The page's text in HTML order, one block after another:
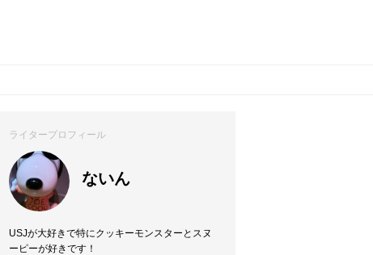
ライタープロフィール
ないん
USJが大好きで特にクッキーモンスターとスヌ
ーピーが好きです！